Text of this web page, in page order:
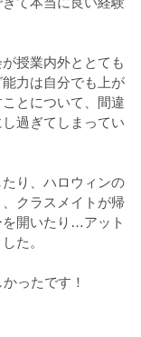
授業内外ととても
力は自分でも上が
とについて、間違
過ぎてしまってい
り、ハロウィンの
クラスメイトが帰
を開いたり…アット
た。
ったです！